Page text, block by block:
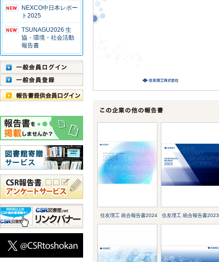
NEXCO中日本レポー
ト2025
TSUNAGU2026 生
協・環境・社会活動
報告書
住友理工 統合報告書2024 住友理工 統合報告書2023